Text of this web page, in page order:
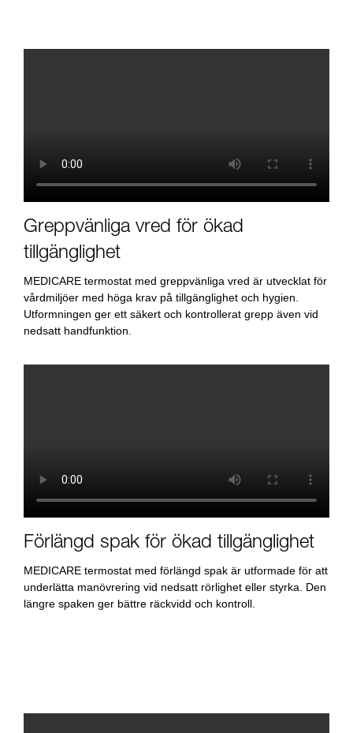
Greppvänliga vred för ökad
tillgänglighet
MEDICARE termostat med greppvänliga vred är utvecklat för
vårdmiljöer med höga krav på tillgänglighet och hygien.
Utformningen ger ett säkert och kontrollerat grepp även vid
nedsatt handfunktion.
Förlängd spak för ökad tillgänglighet
MEDICARE termostat med förlängd spak är utformade för att
underlätta manövrering vid nedsatt rörlighet eller styrka. Den
längre spaken ger bättre räckvidd och kontroll.